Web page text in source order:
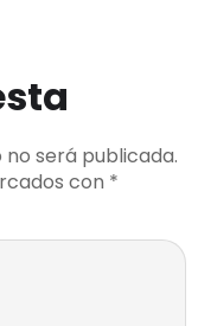
será publicada.
con *